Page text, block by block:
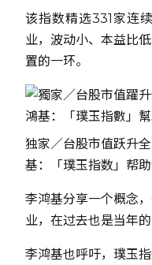
该指数精选331家连
业，波动小、本益比
置的一环。
独家／台股市值跃升
基：「璞玉指数」帮
李鸿基分享一个概念
业，在过去也是当年
李鸿基也呼吁，璞玉